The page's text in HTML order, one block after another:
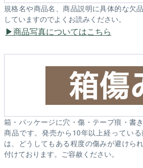
規格名や商品名、商品説明に具体的な欠
していますのでよくお読みください。
商品写真についてはこちら
箱・パッケージに穴・傷・テープ痕・書
商品です。発売から10年以上経ってい
は、どうしてもある程度の傷みが避けら
付けております。ご容赦ください。